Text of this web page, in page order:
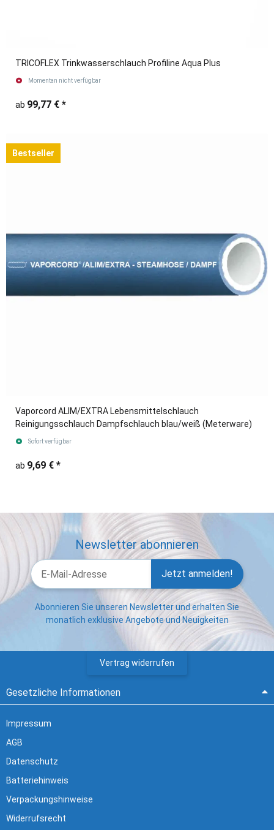
TRICOFLEX Trinkwasserschlauch Profiline Aqua Plus
Momentan nicht verfügbar
ab 99,77 € *
Bestseller
Vaporcord ALIM/EXTRA Lebensmittelschlauch
Reinigungsschlauch Dampfschlauch blau/weiß (Meterware)
Sofort verfügbar
ab 9,69 € *
Newsletter abonnieren
Jetzt anmelden!
Abonnieren Sie unseren Newsletter und erhalten Sie
monatlich exklusive Angebote und Neuigkeiten
Vertrag widerrufen
Gesetzliche Informationen
Impressum
AGB
Datenschutz
Batteriehinweis
Verpackungshinweise
Widerrufsrecht